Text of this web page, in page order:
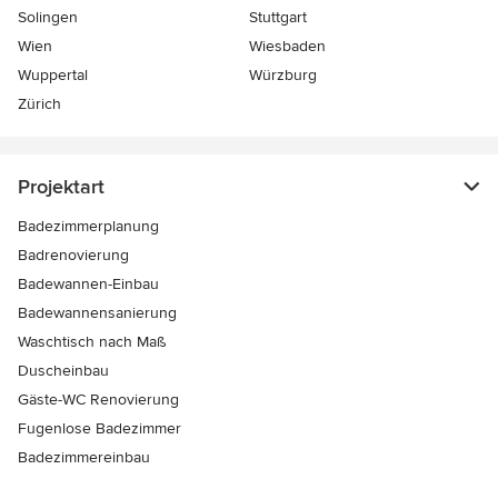
Solingen
Stuttgart
Wien
Wiesbaden
Wuppertal
Würzburg
Zürich
Projektart
Badezimmerplanung
Badrenovierung
Badewannen-Einbau
Badewannensanierung
Waschtisch nach Maß
Duscheinbau
Gäste-WC Renovierung
Fugenlose Badezimmer
Badezimmereinbau